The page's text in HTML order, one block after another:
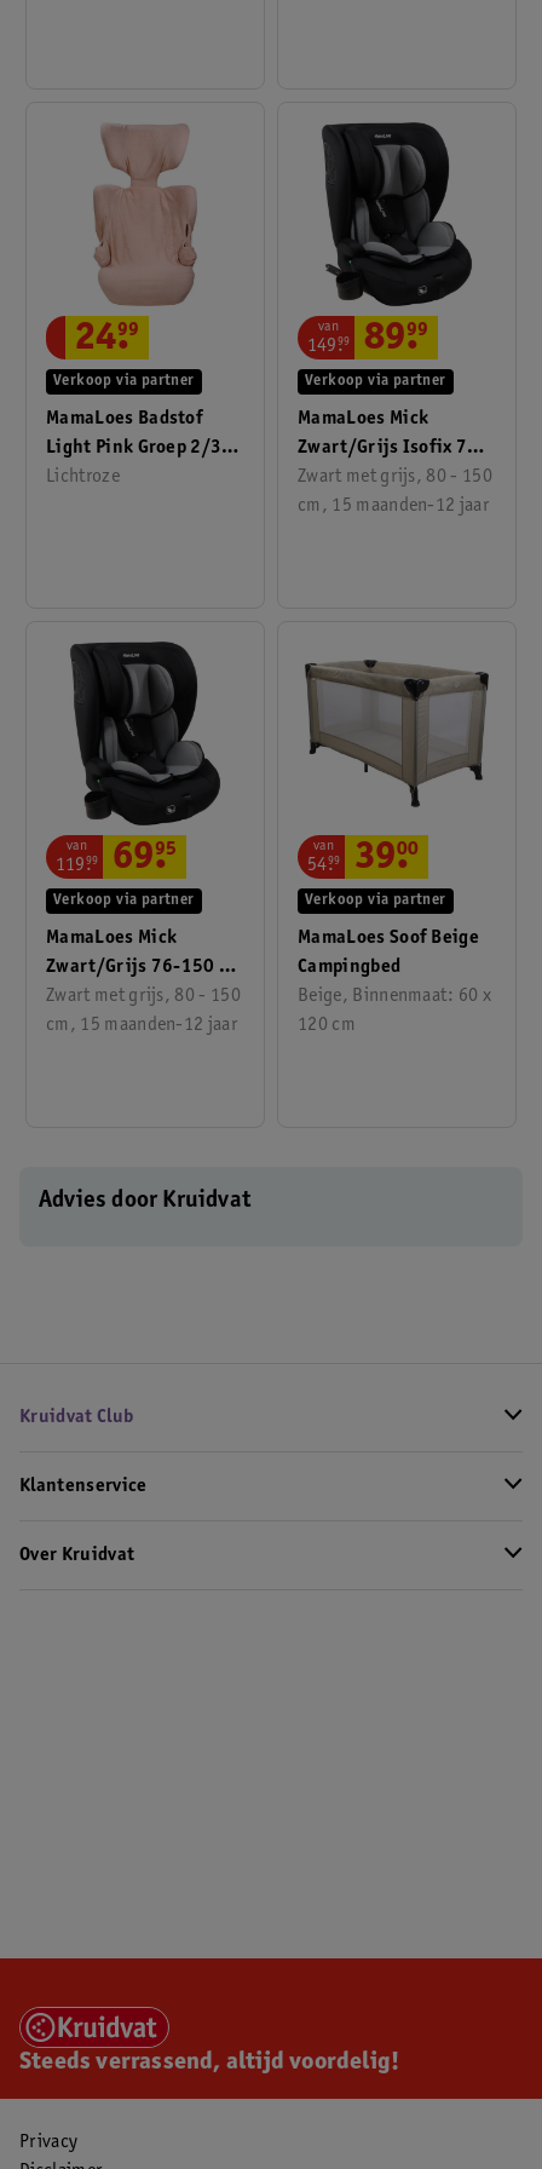
MamaLoes Badstof
Light Pink Groep 2/3
Autostoelhoes
Lichtroze
Verkoop via partner
24.
99
MamaLoes Mick
Zwart/Grijs Isofix 76-
150 Cm I-Size
Autostoel
Zwart met grijs, 80 - 150
cm, 15 maanden-12 jaar
Verkoop via partner
van
149.
99 89.
99
MamaLoes Mick
Zwart/Grijs 76-150 Cm
I-Size Autostoel
Zwart met grijs, 80 - 150
cm, 15 maanden-12 jaar
Verkoop via partner
van
119.
99 69.
95
MamaLoes Soof Beige
Campingbed
Beige, Binnenmaat: 60 x
120 cm
Verkoop via partner
van
54.
99 39.
00
Advies door Kruidvat
Kruidvat Club
Klantenservice
Over Kruidvat
Steeds verrassend, altijd voordelig!
Privacy